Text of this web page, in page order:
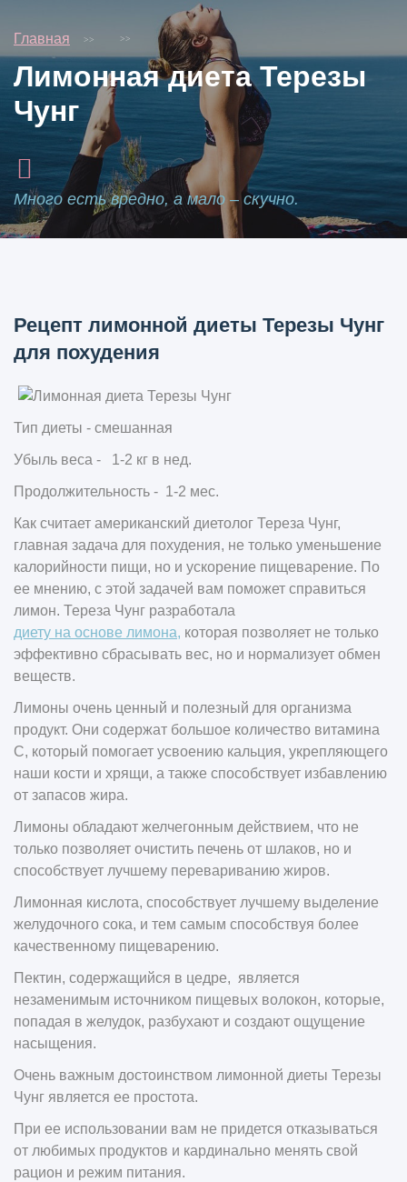
Главная
Лимонная диета Терезы
Чунг
Много есть вредно, а мало – скучно.
Рецепт лимонной диеты Терезы Чунг
для похудения
Тип диеты - смешанная
Убыль веса - 1-2 кг в нед.
Продолжительность - 1-2 мес.
Как считает американский диетолог Тереза Чунг,
главная задача для похудения, не только уменьшение
калорийности пищи, но и ускорение пищеварение. По
ее мнению, с этой задачей вам поможет справиться
лимон. Тереза Чунг разработала
диету на основе лимона, которая позволяет не только
эффективно сбрасывать вес, но и нормализует обмен
веществ.
Лимоны очень ценный и полезный для организма
продукт. Они содержат большое количество витамина
С, который помогает усвоению кальция, укрепляющего
наши кости и хрящи, а также способствует избавлению
от запасов жира.
Лимоны обладают желчегонным действием, что не
только позволяет очистить печень от шлаков, но и
способствует лучшему перевариванию жиров.
Лимонная кислота, способствует лучшему выделение
желудочного сока, и тем самым способствуя более
качественному пищеварению.
Пектин, содержащийся в цедре, является
незаменимым источником пищевых волокон, которые,
попадая в желудок, разбухают и создают ощущение
насыщения.
Очень важным достоинством лимонной диеты Терезы
Чунг является ее простота.
При ее использовании вам не придется отказываться
от любимых продуктов и кардинально менять свой
рацион и режим питания.